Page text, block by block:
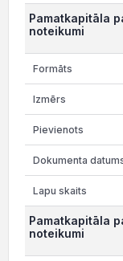
Pamatkapitāla
noteikumi
Pamatkapitāla
noteikumi